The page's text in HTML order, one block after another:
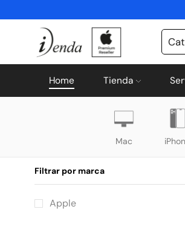
Home Tienda
Mac
Filtrar por marca
Apple